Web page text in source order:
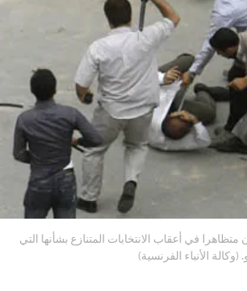
في أعقاب الانتخابات المتنازع بشأنها التي
الأنباء الفرنسية)‏